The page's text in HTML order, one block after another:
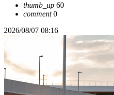
thumb_up 60
comment0
2026/08/07 08:16